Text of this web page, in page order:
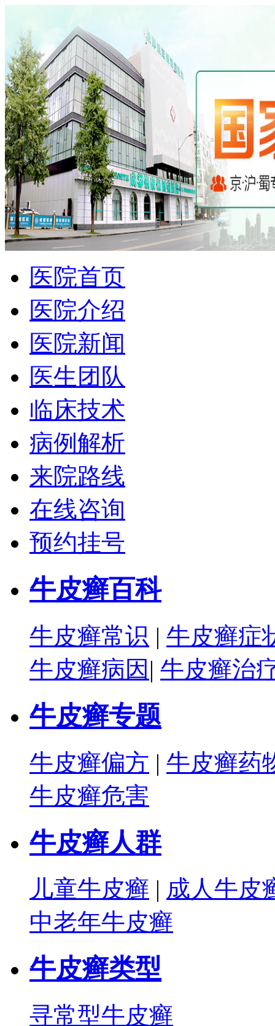
医院首页
医院介绍
医院新闻
医生团队
临床技术
病例解析
来院路线
在线咨询
预约挂号
牛皮癣百科
牛皮癣常识 | 牛皮癣症
牛皮癣病因 | 牛皮癣治
牛皮癣专题
牛皮癣偏方 | 牛皮癣药
牛皮癣危害
牛皮癣人群
儿童牛皮癣 | 成人牛皮
中老年牛皮癣
牛皮癣类型
寻常型牛皮癣